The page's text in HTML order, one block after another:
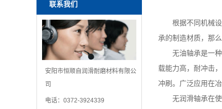
联系我们
安阳市恒顺自润滑耐磨材料有限公
司
电话：0372-3924339
根据不同机械
承的制造材质，那
无油轴承是一
载能力高，耐冲击
冲刷。广泛应用在
无润滑轴承在